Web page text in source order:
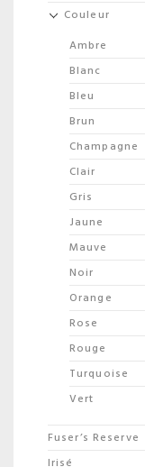
Couleur
Ambre
Blanc
Bleu
Brun
Champagne
Clair
Gris
Jaune
Mauve
Noir
Orange
Rose
Rouge
Turquoise
Vert
Fuser’s Reserve
Irisé